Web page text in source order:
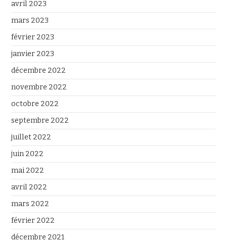
avril 2023
mars 2023
février 2023
janvier 2023
décembre 2022
novembre 2022
octobre 2022
septembre 2022
juillet 2022
juin 2022
mai 2022
avril 2022
mars 2022
février 2022
décembre 2021